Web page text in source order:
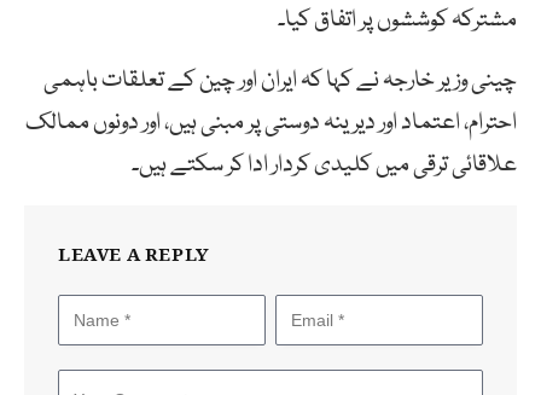
مشترکہ کوششوں پر اتفاق کیا۔
چینی وزیر خارجہ نے کہا کہ ایران اور چین کے تعلقات باہمی
احترام، اعتماد اور دیرینہ دوستی پر مبنی ہیں، اور دونوں ممالک
علاقائی ترقی میں کلیدی کردار ادا کر سکتے ہیں۔
LEAVE A REPLY